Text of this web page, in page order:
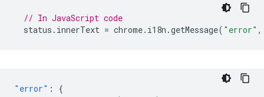
// In JavaScript code
status . innerText = chrome. i18n .getMessage( "error" ,
"error" :
{